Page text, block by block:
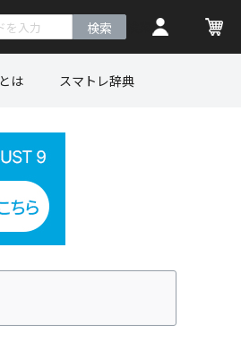
は スマトレ辞典